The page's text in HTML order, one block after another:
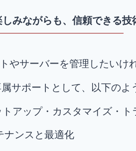
みながらも、信頼できる
やサーバーを管理したい
サポートとして、以下のよ
アップ・カスタマイズ・
ナンスと最適化